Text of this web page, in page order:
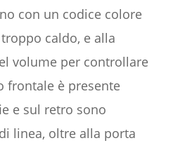
con un codice colore
caldo, e alla
volume per controllare
frontale è presente
e sul retro sono
linea, oltre alla porta